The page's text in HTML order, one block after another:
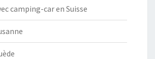
camping-car en Suisse